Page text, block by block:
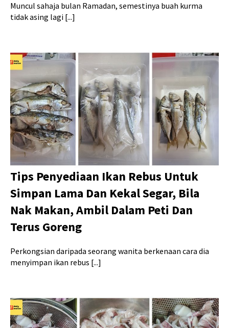
Muncul sahaja bulan Ramadan, semestinya buah kurma
tidak asing lagi [...]
Tips Penyediaan Ikan Rebus Untuk
Simpan Lama Dan Kekal Segar, Bila
Nak Makan, Ambil Dalam Peti Dan
Terus Goreng
Perkongsian daripada seorang wanita berkenaan cara dia
menyimpan ikan rebus [...]